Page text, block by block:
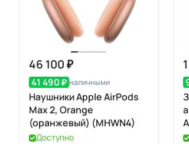
46 100 ₽
41 490 ₽ наличными
Наушники Apple AirPods
Max 2, Orange
(оранжевый) (MHWN4)
Доступно